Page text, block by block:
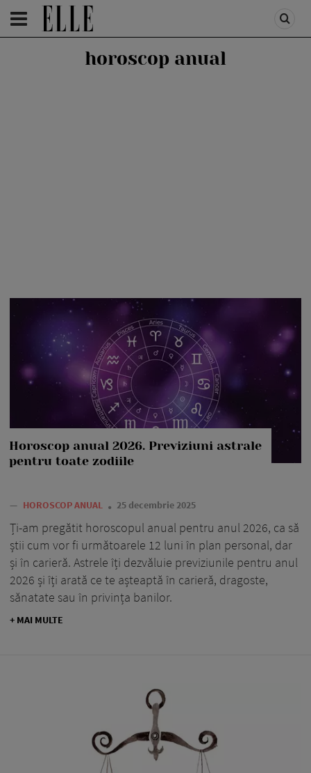
HOMEPAGE /ASTROLOGIE
horoscop anual
Horoscop anual 2026. Previziuni astrale
pentru toate zodiile
— HOROSCOP ANUAL 25 decembrie 2025
Ți-am pregătit horoscopul anual pentru anul 2026, ca să
știi cum vor fi următoarele 12 luni în plan personal, dar
și în carieră. Astrele îți dezvăluie previziunile pentru anul
2026 și îți arată ce te așteaptă în carieră, dragoste,
sănatate sau în privința banilor.
+ MAI MULTE